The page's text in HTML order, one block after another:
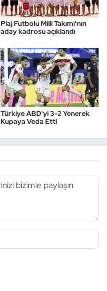
Plaj Futbolu Milli Takımı'nın
aday kadrosu açıklandı
Türkiye ABD'yi 3-2 Yenerek
Kupaya Veda Etti